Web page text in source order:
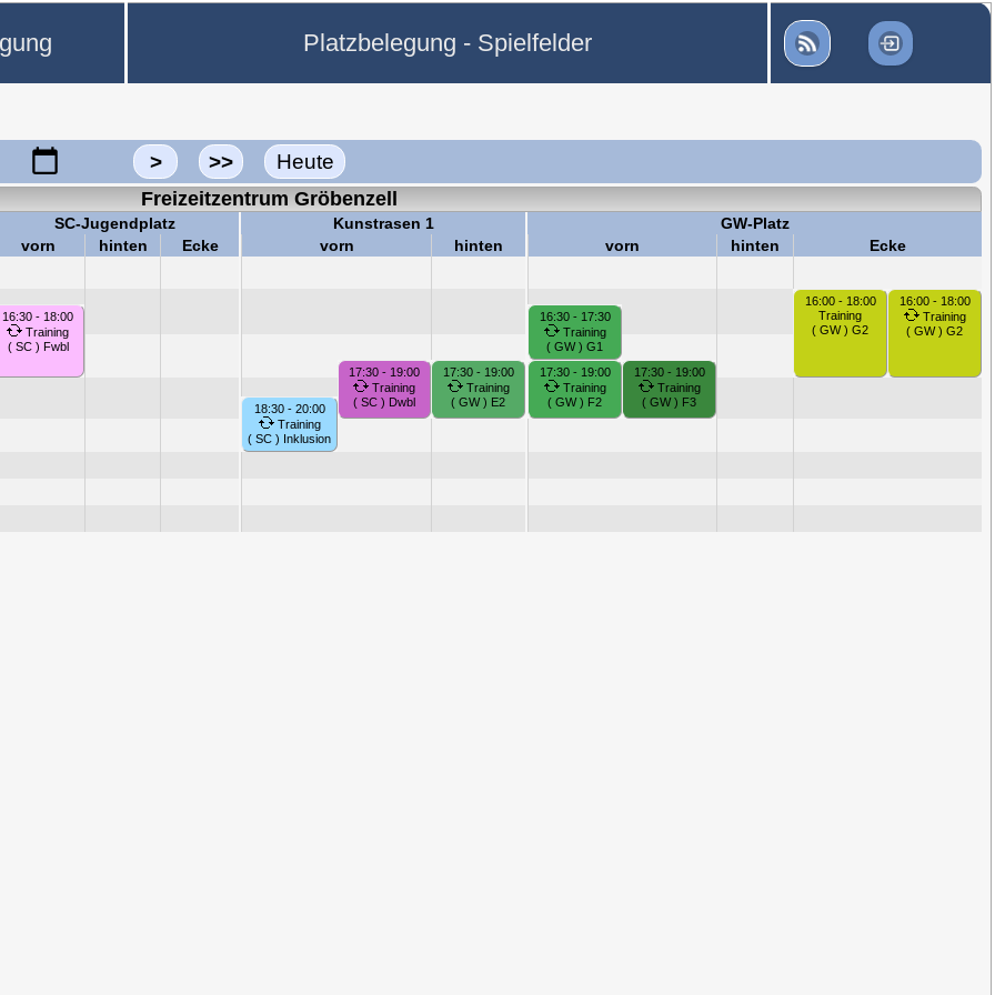
Platzbelegung - Spielfelder
> >> Heute
Freizeitzentrum Gröbenzell
SC-Jugendplatz Kunstrasen 1
GW-Platz
vorn hinten Ecke vorn hinten vorn hinten Ecke
16:00 - 18:00
Training
( GW ) G2
16:00 - 18:00
Training
( GW ) G2
16:30 - 18:00
Training
( SC ) Fwbl
16:30 - 17:30
Training
( GW ) G1
17:30 - 19:00
Training
( SC ) Dwbl
17:30 - 19:00
Training
( GW ) E2
17:30 - 19:00
Training
( GW ) F2
17:30 - 19:00
Training
( GW ) F3
18:30 - 20:00
Training
( SC ) Inklusion